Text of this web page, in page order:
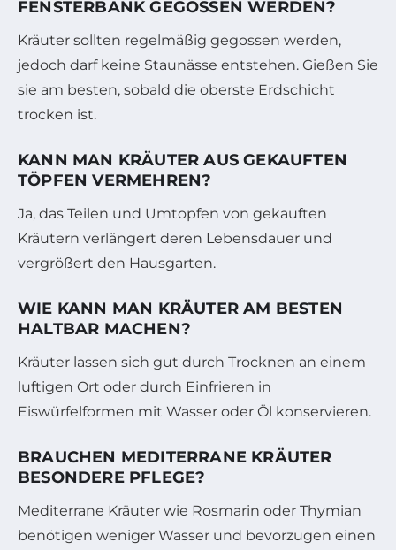
FENSTERBANK GEGOSSEN WERDEN?
Kräuter sollten regelmäßig gegossen werden,
jedoch darf keine Staunässe entstehen. Gießen Sie
sie am besten, sobald die oberste Erdschicht
trocken ist.
KANN MAN KRÄUTER AUS GEKAUFTEN
TÖPFEN VERMEHREN?
Ja, das Teilen und Umtopfen von gekauften
Kräutern verlängert deren Lebensdauer und
vergrößert den Hausgarten.
WIE KANN MAN KRÄUTER AM BESTEN
HALTBAR MACHEN?
Kräuter lassen sich gut durch Trocknen an einem
luftigen Ort oder durch Einfrieren in
Eiswürfelformen mit Wasser oder Öl konservieren.
BRAUCHEN MEDITERRANE KRÄUTER
BESONDERE PFLEGE?
Mediterrane Kräuter wie Rosmarin oder Thymian
benötigen weniger Wasser und bevorzugen einen